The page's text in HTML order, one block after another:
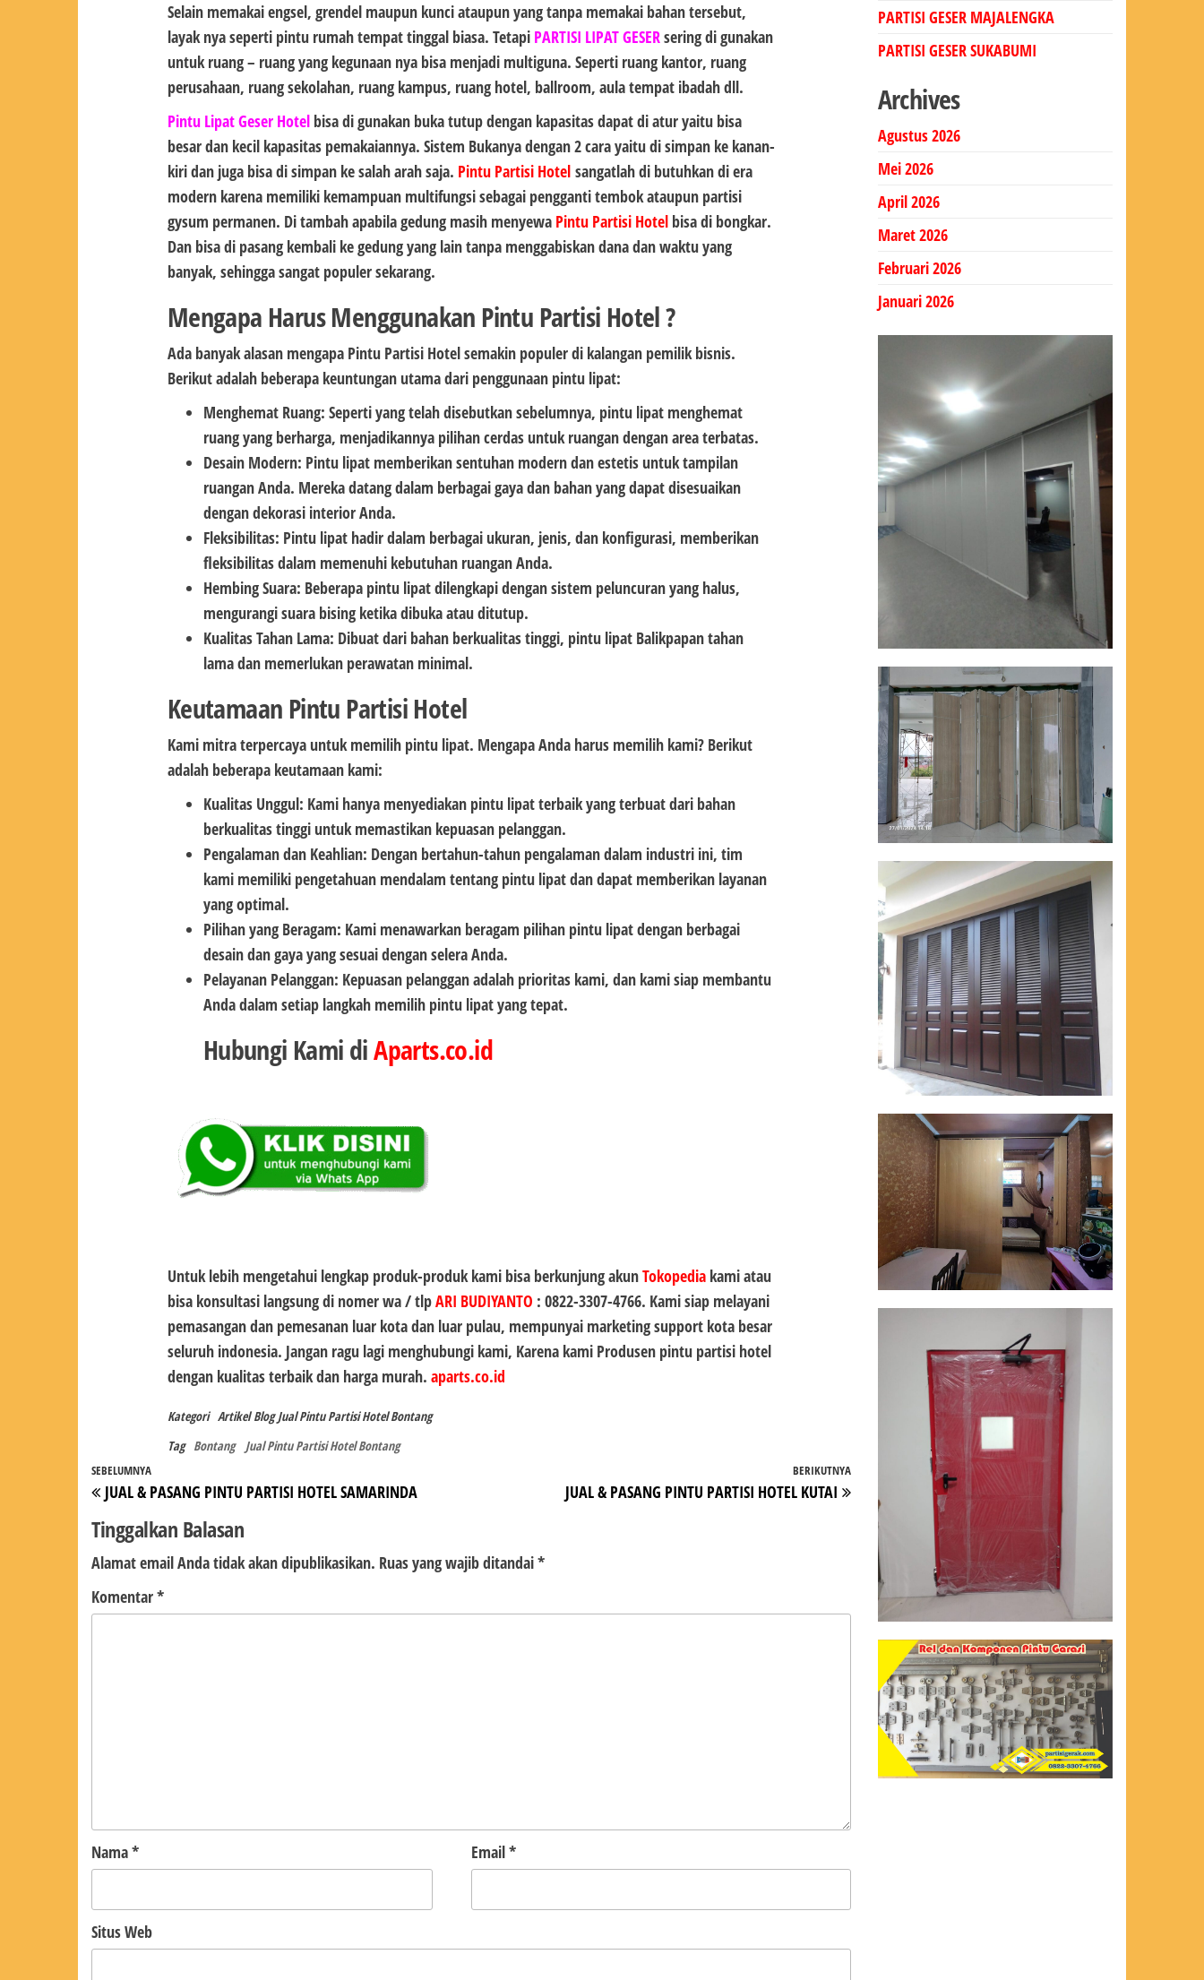
Selain memakai engsel, grendel maupun kunci ataupun yang tanpa memakai bahan tersebut,
layak nya seperti pintu rumah tempat tinggal biasa. Tetapi PARTISI LIPAT GESERsering di gunakan
untuk ruang – ruang yang kegunaan nya bisa menjadi multiguna. Seperti ruang kantor, ruang
perusahaan, ruang sekolahan, ruang kampus, ruang hotel, ballroom, aula tempat ibadah dll.
Pintu Lipat Geser Hotelbisa di gunakan buka tutup dengan kapasitas dapat di atur yaitu bisa
besar dan kecil kapasitas pemakaiannya. Sistem Bukanya dengan 2 cara yaitu di simpan ke kanan-
kiri dan juga bisa di simpan ke salah arah saja. Pintu Partisi Hotelsangatlah di butuhkan di era
modern karena memiliki kemampuan multifungsi sebagai pengganti tembok ataupun partisi
gysum permanen. Di tambah apabila gedung masih menyewa Pintu Partisi Hotelbisa di bongkar.
Dan bisa di pasang kembali ke gedung yang lain tanpa menggabiskan dana dan waktu yang
banyak, sehingga sangat populer sekarang.
Mengapa Harus Menggunakan Pintu Partisi Hotel ?
Ada banyak alasan mengapa Pintu Partisi Hotel semakin populer di kalangan pemilik bisnis.
Berikut adalah beberapa keuntungan utama dari penggunaan pintu lipat:
Menghemat Ruang: Seperti yang telah disebutkan sebelumnya, pintu lipat menghemat
ruang yang berharga, menjadikannya pilihan cerdas untuk ruangan dengan area terbatas.
Desain Modern: Pintu lipat memberikan sentuhan modern dan estetis untuk tampilan
ruangan Anda. Mereka datang dalam berbagai gaya dan bahan yang dapat disesuaikan
dengan dekorasi interior Anda.
Fleksibilitas: Pintu lipat hadir dalam berbagai ukuran, jenis, dan konfigurasi, memberikan
fleksibilitas dalam memenuhi kebutuhan ruangan Anda.
Hembing Suara: Beberapa pintu lipat dilengkapi dengan sistem peluncuran yang halus,
mengurangi suara bising ketika dibuka atau ditutup.
Kualitas Tahan Lama: Dibuat dari bahan berkualitas tinggi, pintu lipat Balikpapan tahan
lama dan memerlukan perawatan minimal.
Keutamaan Pintu Partisi Hotel
Kami mitra terpercaya untuk memilih pintu lipat. Mengapa Anda harus memilih kami? Berikut
adalah beberapa keutamaan kami:
Kualitas Unggul: Kami hanya menyediakan pintu lipat terbaik yang terbuat dari bahan
berkualitas tinggi untuk memastikan kepuasan pelanggan.
Pengalaman dan Keahlian: Dengan bertahun-tahun pengalaman dalam industri ini, tim
kami memiliki pengetahuan mendalam tentang pintu lipat dan dapat memberikan layanan
yang optimal.
Pilihan yang Beragam: Kami menawarkan beragam pilihan pintu lipat dengan berbagai
desain dan gaya yang sesuai dengan selera Anda.
Pelayanan Pelanggan: Kepuasan pelanggan adalah prioritas kami, dan kami siap membantu
Anda dalam setiap langkah memilih pintu lipat yang tepat.
Hubungi Kami diAparts.co.id
Untuk lebih mengetahui lengkap produk-produk kami bisa berkunjung akunTokopediakami atau
bisa konsultasi langsung di nomer wa / tlpARI BUDIYANTO : 0822-3307-4766. Kami siap melayani
pemasangan dan pemesanan luar kota dan luar pulau, mempunyai marketing support kota besar
seluruh indonesia. Jangan ragu lagi menghubungi kami, Karena kami Produsen pintu partisi hotel
dengan kualitas terbaik dan harga murah. aparts.co.id
Kategori Artikel Blog Jual Pintu Partisi Hotel Bontang
Tag Bontang Jual Pintu Partisi Hotel Bontang
Navigasi
pos
Pos
Sebelumnya
SEBELUMNYA
JUAL & PASANG PINTU PARTISI HOTEL SAMARINDA
Pos
Berikutnya
BERIKUTNYA
JUAL & PASANG PINTU PARTISI HOTEL KUTAI
Tinggalkan Balasan
Alamat email Anda tidak akan dipublikasikan. Ruas yang wajib ditandai*
Komentar*
Nama* Email*
Situs Web
PARTISI GESER MAJALENGKA
PARTISI GESER SUKABUMI
Archives
Agustus 2026
Mei 2026
April 2026
Maret 2026
Februari 2026
Januari 2026